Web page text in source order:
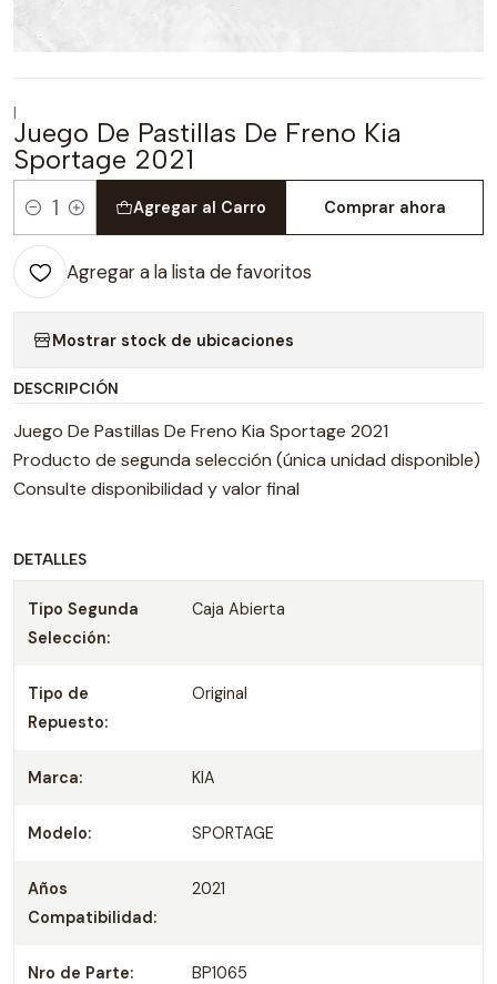
|
Juego De Pastillas De Freno Kia
Sportage 2021
Cantidad
Agregar al Carro Comprar ahora
Agregar a la lista de favoritos
Mostrar stock de ubicaciones
DESCRIPCIÓN
Juego De Pastillas De Freno Kia Sportage 2021
Producto de segunda selección (única unidad disponible)
Consulte disponibilidad y valor final
DETALLES
Tipo Segunda
Selección:
Caja Abierta
Tipo de
Repuesto:
Original
Marca: KIA
Modelo: SPORTAGE
Años
Compatibilidad:
2021
Nro de Parte: BP1065